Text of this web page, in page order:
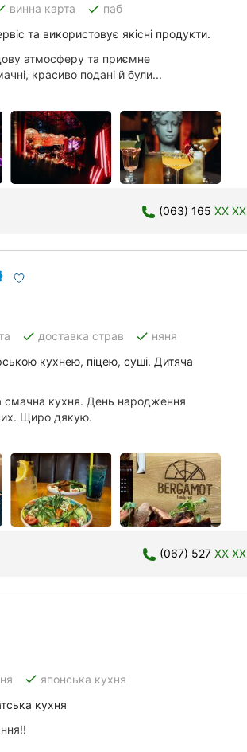
винна карта done паб
та використовує якісні продукти.
атмосферу та приємне
красиво подані й були...
(063) 165 XX XX
done доставка страв done няня
кухнею, піцею, суші. Дитяча
смачна кухня. День народження
Щиро дякую.
(067) 527 XX XX
done японська кухня
кухня